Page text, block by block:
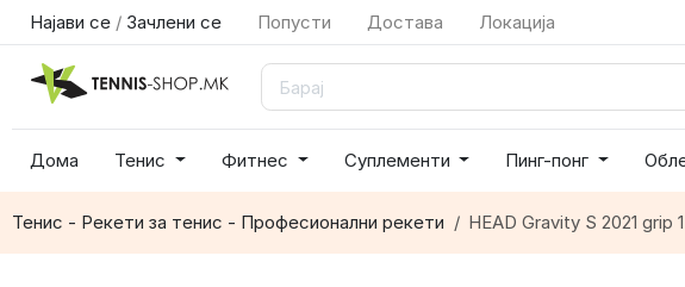
Најави се / Зачлени се Попусти Достава Локација
Дома Тенис Фитнес Суплементи Пинг-понг
Тенис - Рекети за тенис - Професионални рекети HEAD Gravity S 2021 grip